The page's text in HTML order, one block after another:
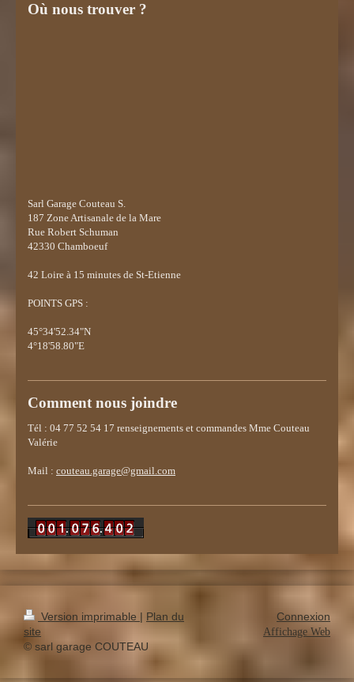
Où nous trouver ?
Sarl Garage Couteau S.
187 Zone Artisanale de la Mare
Rue Robert Schuman
42330 Chamboeuf
42 Loire à 15 minutes de St-Etienne
POINTS GPS :
45°34'52.34"N
4°18'58.80"E
Comment nous joindre
Tél : 04 77 52 54 17 renseignements et commandes Mme Couteau
Valérie
Mail : couteau.garage@gmail.com
Version imprimable | Plan du
site
© sarl garage COUTEAU
Connexion
Affichage Web